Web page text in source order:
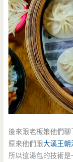
後來跟老板娘他們
原來他們跟大溪王朝
所以這湯包的技術是